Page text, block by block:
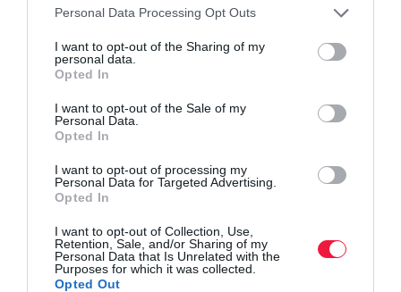
Please note that this website/app uses one or more Google
not limited to your visit or usage behaviour. You may click to
grant or deny consent to Google and its third-party tags to
use your data for below specified purposes in below Google
consent section.
Personal Data Processing Opt Outs
I want to opt-out of the Sharing of my
personal data.
Opted In
I want to opt-out of the Sale of my
Personal Data.
Opted In
I want to opt-out of processing my
Personal Data for Targeted Advertising.
Opted In
I want to opt-out of Collection, Use,
Retention, Sale, and/or Sharing of my
Personal Data that Is Unrelated with the
Purposes for which it was collected.
Opted Out
Ez most nem tévéshow, keresik Magyarország
legjobb ételét
Elindult a nevezés a Magyarország étele 2024 versenyre, amelyre
ig kell beküldeni.